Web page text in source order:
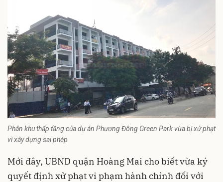
Phân khu thấp tầng của dự án Phương Đông Green Park vừa bị xử phạt
vì xây dựng sai phép
Mới đây, UBND quận Hoàng Mai cho biết vừa ký
quyết định xử phạt vi phạm hành chính đối với